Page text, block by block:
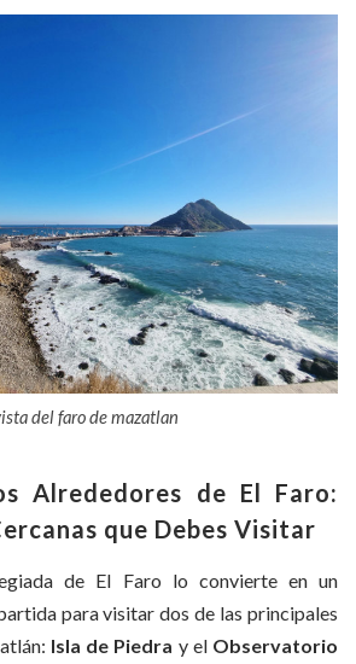
del faro de mazatlan
Alrededores de El Faro:
que Debes Visitar
de El Faro lo convierte en un
para visitar dos de las principales
Isla de Piedra y el Observatorio